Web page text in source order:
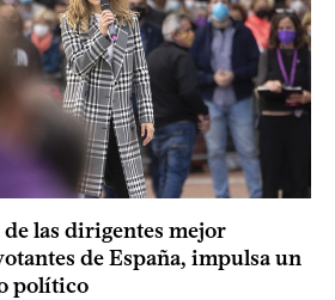
las dirigentes mejor
de España, impulsa un
político